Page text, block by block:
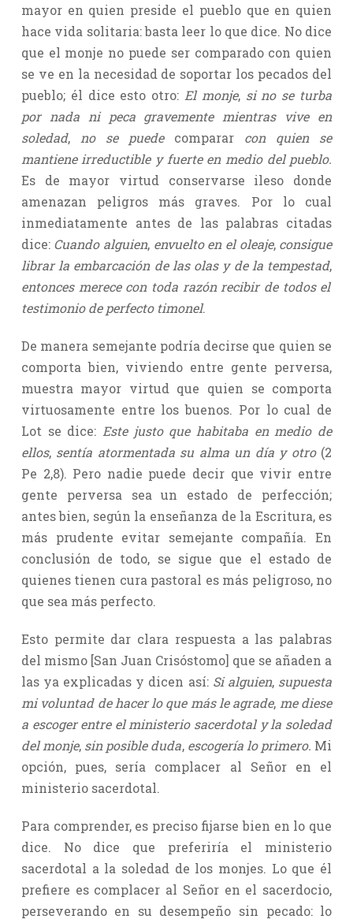
mayor en quien preside el pueblo que en quien
hace vida solitaria: basta leer lo que dice. No dice
que el monje no puede ser comparado con quien
se ve en la necesidad de soportar los pecados del
pueblo; él dice esto otro: El monje,si no se turba
por nada ni peca gravemente mientras vive en
soledad,no se puede comparar con quien se
mantiene irreductible y fuerte en medio del pueblo.
Es de mayor virtud conservarse ileso donde
amenazan peligros más graves. Por lo cual
inmediatamente antes de las palabras citadas
dice: Cuando alguien, envuelto en el oleaje,consigue
librar la embarcación de las olas y de la tempestad,
entonces merece con toda razón recibir de todos el
testimonio de perfecto timonel.
De manera semejante podría decirse que quien se
comporta bien, viviendo entre gente perversa,
muestra mayor virtud que quien se comporta
virtuosamente entre los buenos. Por lo cual de
Lot se dice: Este justo que habitaba en medio de
ellos,sentía atormentada su alma un día y otro (2
Pe 2,8). Pero nadie puede decir que vivir entre
gente perversa sea un estado de perfección;
antes bien, según la enseñanza de la Escritura, es
más prudente evitar semejante compañía. En
conclusión de todo, se sigue que el estado de
quienes tienen cura pastoral es más peligroso, no
que sea más perfecto.
Esto permite dar clara respuesta a las palabras
del mismo [San Juan Crisóstomo] que se añaden a
las ya explicadas y dicen así: Si alguien,supuesta
mi voluntad de hacer lo que más le agrade, me diese
a escoger entre el ministerio sacerdotal y la soledad
del monje, sin posible duda,escogería lo primero. Mi
opción, pues, sería complacer al Señor en el
ministerio sacerdotal.
Para comprender, es preciso fijarse bien en lo que
dice. No dice que preferiría el ministerio
sacerdotal a la soledad de los monjes. Lo que él
prefiere es complacer al Señor en el sacerdocio,
perseverando en su desempeño sin pecado: lo